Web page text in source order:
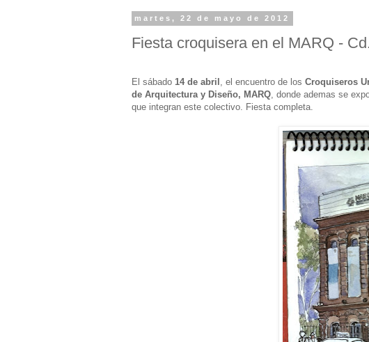
martes, 22 de mayo de 2012
Fiesta croquisera en el MARQ -
El sábado 14 de abril , el encuentro de los Croquiseros
de Arquitectura y Diseño, MARQ, donde ademas se
que integran este colectivo. Fiesta completa.